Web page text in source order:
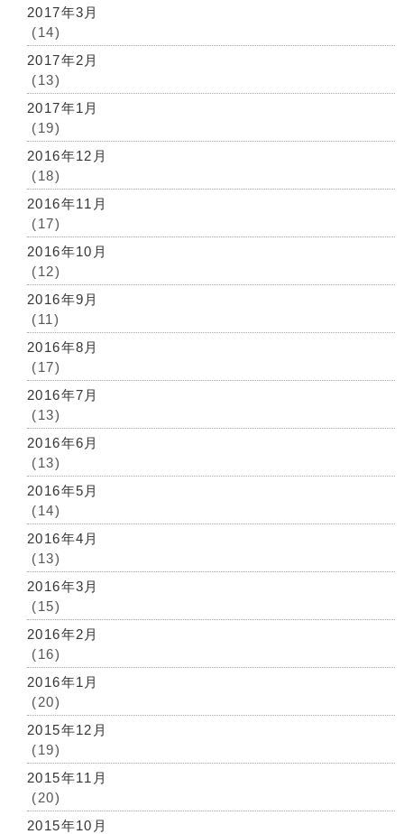
2017年3月
(14)
2017年2月
(13)
2017年1月
(19)
2016年12月
(18)
2016年11月
(17)
2016年10月
(12)
2016年9月
(11)
2016年8月
(17)
2016年7月
(13)
2016年6月
(13)
2016年5月
(14)
2016年4月
(13)
2016年3月
(15)
2016年2月
(16)
2016年1月
(20)
2015年12月
(19)
2015年11月
(20)
2015年10月